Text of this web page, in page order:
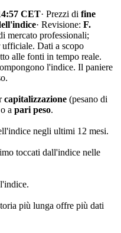
CET· Prezzi di fine
· Revisione: F.
mercato professionali;
Dati a scopo
alle fonti in tempo reale.
l'indice. Il paniere
capitalizzazione (pesano di
o a pari peso.
negli ultimi 12 mesi.
toccati dall'indice nelle
più lunga offre più dati